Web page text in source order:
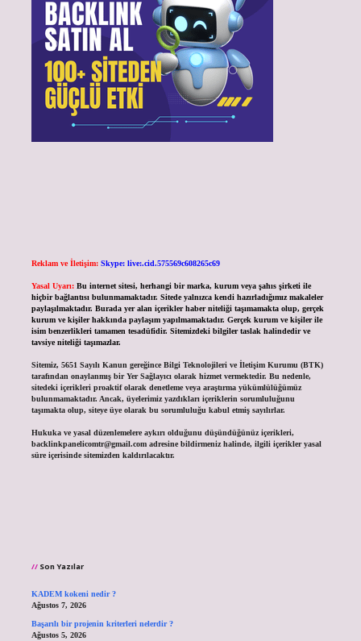
Reklam ve İletişim: Skype: live:.cid.575569c608265c69
Yasal Uyarı: Bu internet sitesi, herhangi bir marka, kurum veya şahıs şirketi ile
hiçbir bağlantısı bulunmamaktadır. Sitede yalnızca kendi hazırladığımız makaleler
paylaşılmaktadır. Burada yer alan içerikler haber niteliği taşımamakta olup, gerçek
kurum ve kişiler hakkında paylaşım yapılmamaktadır. Gerçek kurum ve kişiler ile
isim benzerlikleri tamamen tesadüfidir. Sitemizdeki bilgiler taslak halindedir ve
tavsiye niteliği taşımazlar.
Sitemiz, 5651 Sayılı Kanun gereğince Bilgi Teknolojileri ve İletişim Kurumu (BTK)
tarafından onaylanmış bir Yer Sağlayıcı olarak hizmet vermektedir. Bu nedenle,
sitedeki içerikleri proaktif olarak denetleme veya araştırma yükümlülüğümüz
bulunmamaktadır. Ancak, üyelerimiz yazdıkları içeriklerin sorumluluğunu
taşımakta olup, siteye üye olarak bu sorumluluğu kabul etmiş sayılırlar.
Hukuka ve yasal düzenlemelere aykırı olduğunu düşündüğünüz içerikleri,
backlinkpanelicomtr@gmail.comadresine bildirmeniz halinde, ilgili içerikler yasal
süre içerisinde sitemizden kaldırılacaktır.
Son Yazılar
KADEM kokeni nedir ?
Ağustos 7, 2026
Başarılı bir projenin kriterleri nelerdir ?
Ağustos 5, 2026